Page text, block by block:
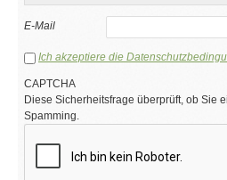
E-Mail
Ich akzeptiere die
CAPTCHA
Diese Sicherheitsfrage überprüft, ob Sie
Spamming.